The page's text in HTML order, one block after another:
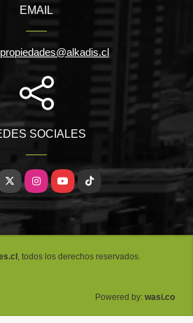
EMAIL
SOCIALES
InstagramYouTubeTikTok
, todos los derechos reservados.
Powered by: wasi.co